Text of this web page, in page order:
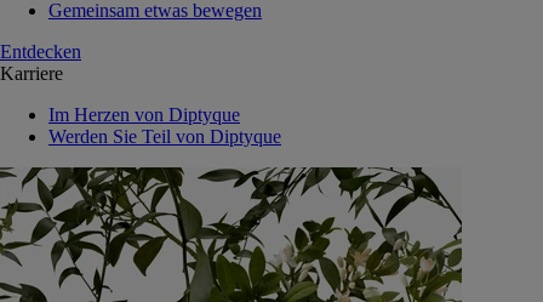
Gemeinsam etwas bewegen
Entdecken
Karriere
Im Herzen von Diptyque
Werden Sie Teil von Diptyque